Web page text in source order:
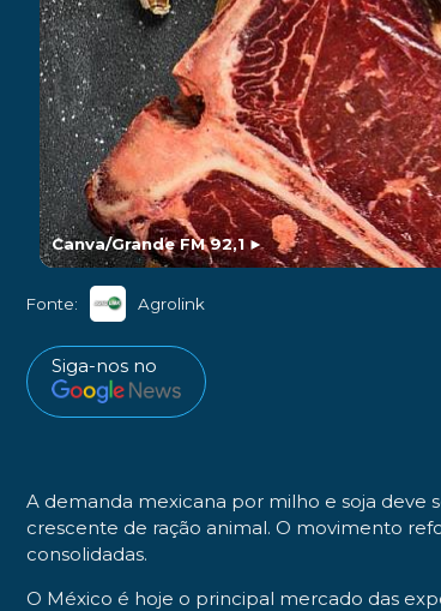
Canva/Grande FM 92,1►
Fonte: Agrolink
Siga-nos no
A demanda mexicana por milho e soja deve
crescente de ração animal. O movimento
consolidadas.
O México é hoje o principal mercado das